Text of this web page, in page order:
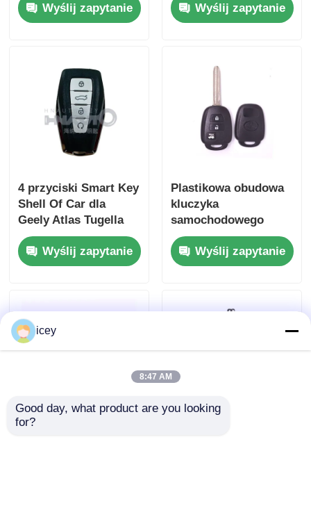
sterownik tylko dla
hurtownika MOQ to
Wyślij zapytanie
osłony dla Qin PLUS
DM-i Qin PLUS EV
Wyślij zapytanie
4 przyciski Smart Key
Shell Of Car dla
Geely Atlas Tugella
Azkarra Coolray Key
Shell Cover
Wyślij zapytanie
Plastikowa obudowa
kluczyka
samochodowego
Toyota Pilot zdalnego
sterowania
HYQ12BDM /
Wyślij zapytanie
icey
8:47 AM
Good day, what product are you looking
for?